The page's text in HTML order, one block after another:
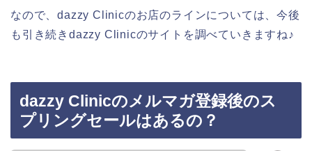
なので、dazzy Clinicのお店のラインについては、今後
も引き続きdazzy Clinicのサイトを調べていきますね♪
dazzy Clinicのメルマガ登録後のス
プリングセールはあるの？